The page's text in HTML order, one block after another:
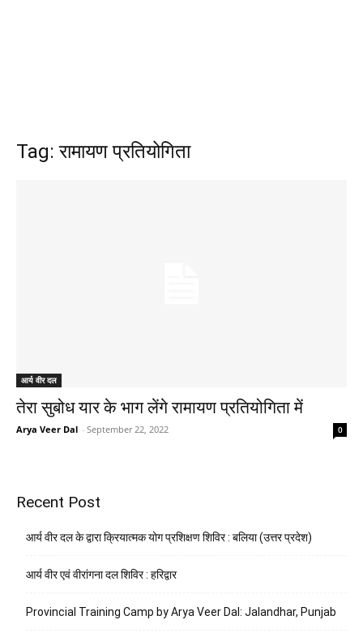
Tag: रामायण प्रतियोगिता
आर्य वीर दल
तेरा सुबोध यार के भाग लेंगे रामायण प्रतियोगिता में
Arya Veer Dal - September 22, 2022 0
Recent Post
आर्य वीर दल के द्वारा क्रियात्मक योग प्रशिक्षण शिविर : बलिया (उत्तर प्रदेश)
आर्य वीर एवं वीरांगना दल शिविर : हरिद्वार
Provincial Training Camp by Arya Veer Dal: Jalandhar, Punjab